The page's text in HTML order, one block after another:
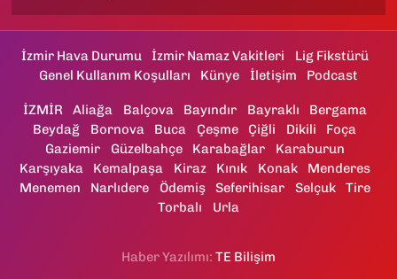
İzmir Hava Durumu İzmir Namaz Vakitleri
Lig Fikstürü
Genel Kullanım Koşulları
Künye İletişim Podcast
İZMİR Aliağa Balçova Bayındır Bayraklı
Bergama
Beydağ
Bornova Buca Çeşme Çiğli Dikili
Foça
Gaziemir
Güzelbahçe Karabağlar
Karaburun
Karşıyaka
Kemalpaşa Kiraz Kınık Konak
Menderes
Menemen
Narlıdere Ödemiş Seferihisar Selçuk
Tire
Torbalı
Urla
Haber Yazılımı: TE Bilişim